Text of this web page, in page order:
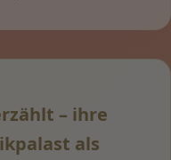
– ihre
als